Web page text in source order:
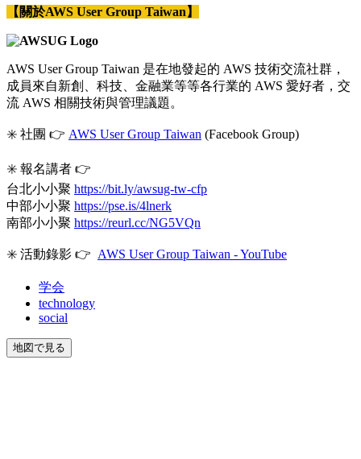
【關於AWS User Group Taiwan】
AWS User Group Taiwan 是在地發起的 AWS 技術交流社群，
成員來自新創、科技、金融業等等各行業的 AWS 愛好者，交
流 AWS 相關技術與管理議題。
✳️ 社團 👉 AWS User Group Taiwan (Facebook Group)
✳️ 報名講者 👉
台北小小聚 https://bit.ly/awsug-tw-cfp
中部小小聚 https://pse.is/4lnerk
南部小小聚 https://reurl.cc/NG5VQn
✳️ 活動錄影 👉 AWS User Group Taiwan - YouTube
学会
technology
social
地図で見る